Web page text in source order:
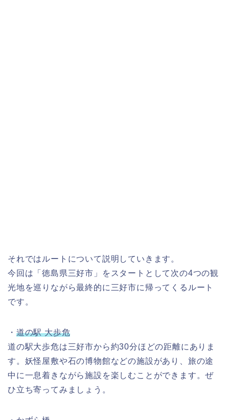
それではルートについて説明していきます。
今回は「徳島県三好市」をスタートとして次の4つの観
光地を巡りながら最終的に三好市に帰ってくるルート
です。
・ 道の駅 大歩危
道の駅大歩危は三好市から約30分ほどの距離にありま
す。妖怪屋敷や石の博物館などの施設があり、旅の途
中に一息着きながら施設を楽しむことができます。ぜ
ひ立ち寄ってみましょう。